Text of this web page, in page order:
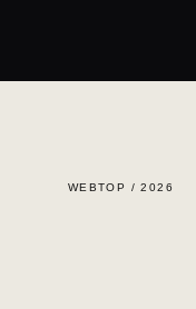
WEBTOP / 2026